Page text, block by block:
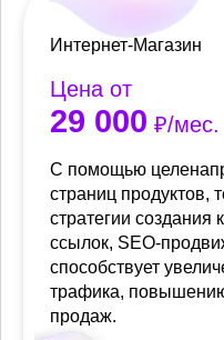
Интернет-Магазин
Цена от
29 000 ₽/мес.
С помощью
страниц продуктов,
стратегии создания
ссылок, SEO-
способствует
трафика,
продаж.